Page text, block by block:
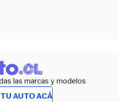
las marcas y modelos
AUTO ACÁ